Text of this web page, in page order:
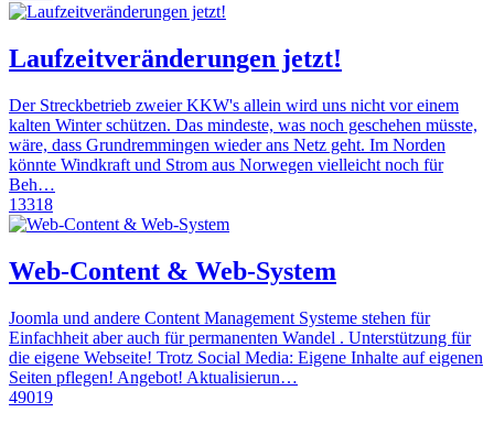
Laufzeitveränderungen jetzt!
Der Streckbetrieb zweier KKW's allein wird uns nicht vor einem
kalten Winter schützen. Das mindeste, was noch geschehen müsste,
wäre, dass Grundremmingen wieder ans Netz geht. Im Norden
könnte Windkraft und Strom aus Norwegen vielleicht noch für
Beh…
13318
Web-Content & Web-System
Joomla und andere Content Management Systeme stehen für
Einfachheit aber auch für permanenten Wandel . Unterstützung für
die eigene Webseite! Trotz Social Media: Eigene Inhalte auf eigenen
Seiten pflegen! Angebot! Aktualisierun…
49019